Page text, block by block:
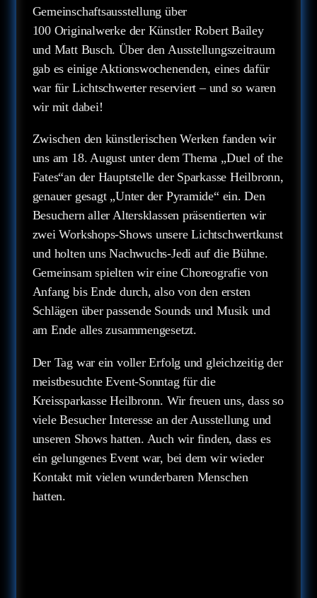
Gemeinschaftsausstellung über
100 Originalwerke der Künstler Robert Bailey
und Matt Busch. Über den Ausstellungszeitraum
gab es einige Aktionswochenenden, eines dafür
war für Lichtschwerter reserviert – und so waren
wir mit dabei!
Zwischen den künstlerischen Werken fanden wir
uns am 18. August unter dem Thema „Duel of the
Fates“an der Hauptstelle der Sparkasse Heilbronn,
genauer gesagt „Unter der Pyramide“ ein. Den
Besuchern aller Altersklassen präsentierten wir
zwei Workshops-Shows unsere Lichtschwertkunst
und holten uns Nachwuchs-Jedi auf die Bühne.
Gemeinsam spielten wir eine Choreografie von
Anfang bis Ende durch, also von den ersten
Schlägen über passende Sounds und Musik und
am Ende alles zusammengesetzt.
Der Tag war ein voller Erfolg und gleichzeitig der
meistbesuchte Event-Sonntag für die
Kreissparkasse Heilbronn. Wir freuen uns, dass so
viele Besucher Interesse an der Ausstellung und
unseren Shows hatten. Auch wir finden, dass es
ein gelungenes Event war, bei dem wir wieder
Kontakt mit vielen wunderbaren Menschen
hatten.